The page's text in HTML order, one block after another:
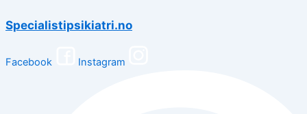
Specialistipsikiatri.no
Facebook Instagram